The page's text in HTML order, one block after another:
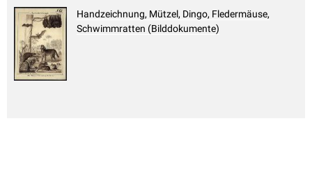
Handzeichnung, Mützel, Dingo, Fledermäuse,
Schwimmratten (Bilddokumente)